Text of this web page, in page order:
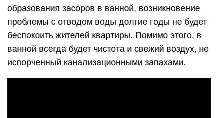
образования засоров в ванной, возникновение
проблемы с отводом воды долгие годы не будет
беспокоить жителей квартиры. Помимо этого, в
ванной всегда будет чистота и свежий воздух, не
испорченный канализационными запахами.